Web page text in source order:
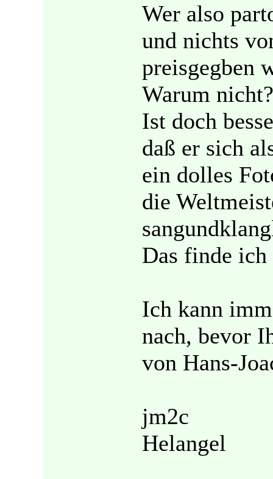
Wer also
und nichts
preisgegben
Warum nicht?
Ist doch
daß er sich
ein dolles
die
Das finde
Ich kann
nach, bevor
von Hans-
jm2c
Helangel